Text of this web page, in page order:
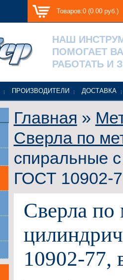
Товаров:0 (0.00 руб.)
НАШ
ПОМОГАЕТ
РАБОТАТЬ И
ПРОИЗВОДИТЕЛИ ДОСТАВКА
Главная »
Сверла по
спиральные
ГОСТ 10902-
Сверла по
10902-77,